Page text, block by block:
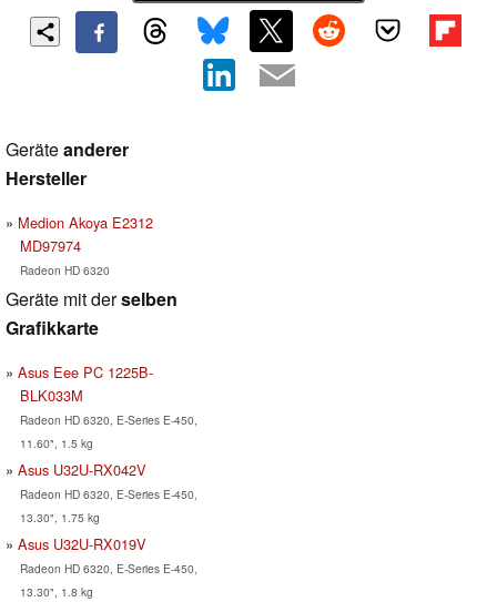
Geräteanderer
Hersteller
Medion Akoya E2312
MD97974
Radeon HD 6320
Geräte mit derselben
Grafikkarte
Asus Eee PC 1225B-
BLK033M
Radeon HD 6320, E-Series E-450,
11.60", 1.5 kg
Asus U32U-RX042V
Radeon HD 6320, E-Series E-450,
13.30", 1.75 kg
Asus U32U-RX019V
Radeon HD 6320, E-Series E-450,
13.30", 1.8 kg